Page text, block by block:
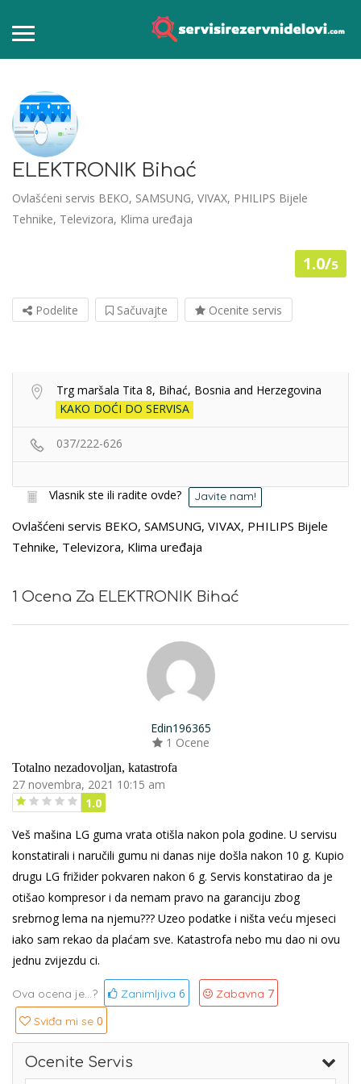
ELEKTRONIK Bihać
Ovlašćeni servis BEKO, SAMSUNG, VIVAX, PHILIPS Bijele
Tehnike, Televizora, Klima uređaja
1.0/5
Podelite Sačuvajte Ocenite servis
Trg maršala Tita 8, Bihać, Bosnia and Herzegovina
KAKO DOĆI DO SERVISA
037/222-626
Vlasnik ste ili radite ovde? Javite nam!
Ovlašćeni servis BEKO, SAMSUNG, VIVAX, PHILIPS Bijele
Tehnike, Televizora, Klima uređaja
1 Ocena Za ELEKTRONIK Bihać
Edin196365
1 Ocene
Totalno nezadovoljan, katastrofa
27 novembra, 2021 10:15 am
1.0
Veš mašina LG guma vrata otišla nakon pola godine. U servisu
konstatirali i naručili gumu ni danas nije došla nakon 10 g. Kupio
drugu LG frižider pokvaren nakon 6 g. Servis konstatirao da je
otišao kompresor i da nemam pravo na garanciju zbog
srebrnog lema na njemu??? Uzeo podatke i ništa veću mjeseci
iako sam rekao da plaćam sve. Katastrofa nebo mu dao ni ovu
jednu zvijezdu ci.
Ova ocena je...? Zanimljiva 6 Zabavna 7
Sviđa mi se 0
Ocenite Servis